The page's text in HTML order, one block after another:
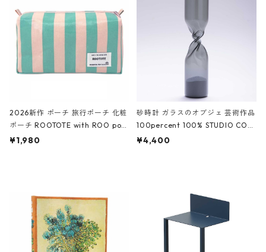
ーガンディー、オフホワイト
2026新作 ポーチ 旅行ポーチ 化粧
ポーチ ROOTOTE with ROO pou
ch 3532 ルートート WR.ポーチ.ラ
¥1,980
砂時計 ガラスのオブジェ 芸術作品
100percent 100% STUDIO COH
AKU Timeless 100パーセント ス
¥4,400